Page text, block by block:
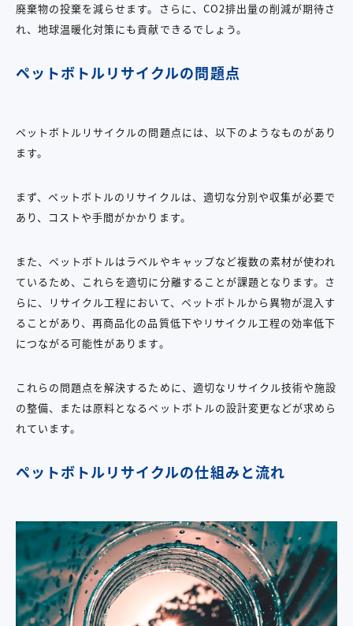
廃棄物の投棄を減らせます。さらに、CO2排出量の削減が期待さ
れ、地球温暖化対策にも貢献できるでしょう。
ペットボトルリサイクルの問題点
ペットボトルリサイクルの問題点には、以下のようなものがあり
ます。
まず、ペットボトルのリサイクルは、適切な分別や収集が必要で
あり、コストや手間がかかります。
また、ペットボトルはラベルやキャップなど複数の素材が使われ
ているため、これらを適切に分離することが課題となります。さ
らに、リサイクル工程において、ペットボトルから異物が混入す
ることがあり、再商品化の品質低下やリサイクル工程の効率低下
につながる可能性があります。
これらの問題点を解決するために、適切なリサイクル技術や施設
の整備、または原料となるペットボトルの設計変更などが求めら
れています。
ペットボトルリサイクルの仕組みと流れ